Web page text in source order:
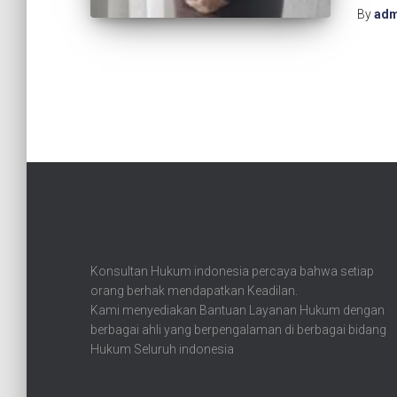
By
Konsultan Hukum indonesia percaya bahwa setiap
orang berhak mendapatkan Keadilan.
Kami menyediakan Bantuan Layanan Hukum dengan
berbagai ahli yang berpengalaman di berbagai bidang
Hukum Seluruh indonesia